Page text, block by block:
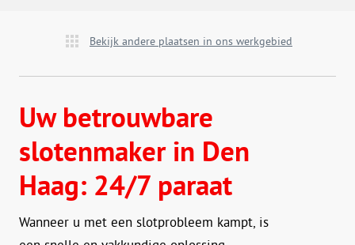
Bekijk andere plaatsen in ons werkgebied
Uw betrouwbare
slotenmaker in Den
Haag: 24/7 paraat
Wanneer u met een slotprobleem kampt, is